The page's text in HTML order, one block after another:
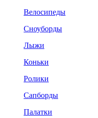
Велосипеды
Сноуборды
Лыжи
Коньки
Ролики
Сапборды
Палатки